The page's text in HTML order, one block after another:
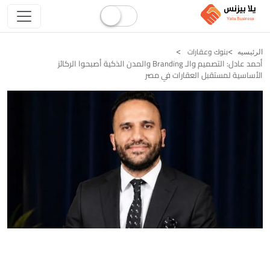
الرئيسيه بنوك وعقارات
أحمد عادل: التصميم والـ Branding والمدن الذكية أصبحوا الركائز
الأساسية لمستقبل العقارات في مصر